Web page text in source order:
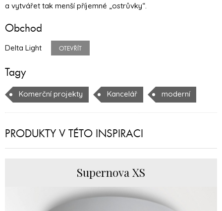
a vytvářet tak menší příjemné „ostrůvky“.
Obchod
Delta Light OTEVŘÍT
Tagy
Komerční projekty Kancelář moderní
PRODUKTY V TÉTO INSPIRACI
Supernova XS